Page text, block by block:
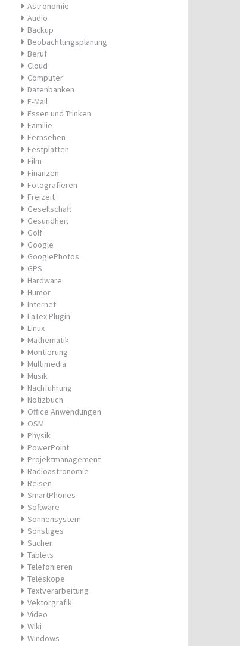
Astronomie
Audio
Backup
Beobachtungsplanung
Beruf
Cloud
Computer
Datenbanken
E-Mail
Essen und Trinken
Familie
Fernsehen
Festplatten
Film
Finanzen
Fotografieren
Freizeit
Gesellschaft
Gesundheit
Golf
Google
GooglePhotos
GPS
Hardware
Humor
Internet
LaTex Plugin
Linux
Mathematik
Montierung
Multimedia
Musik
Nachführung
Notizbuch
Office Anwendungen
OSM
Physik
PowerPoint
Projektmanagement
Radioastronomie
Reisen
SmartPhones
Software
Sonnensystem
Sonstiges
Sucher
Tablets
Telefonieren
Teleskope
Textverarbeitung
Vektorgrafik
Video
Wiki
Windows